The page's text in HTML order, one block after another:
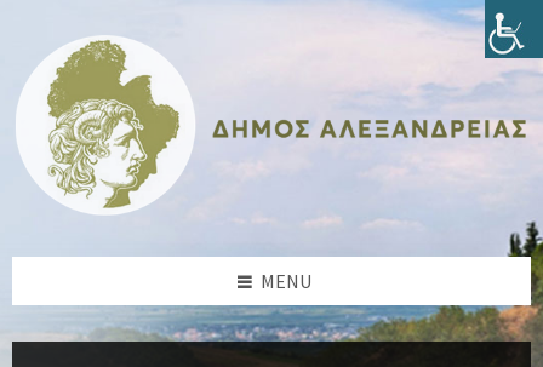
content
sidebar
sidebar
footer
MENU